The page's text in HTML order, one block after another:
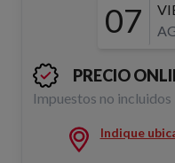
07
PRECIO
Impuestos no incluidos
Indique